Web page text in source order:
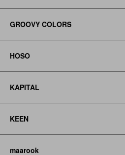
GROOVY COLORS
HOSO
KAPITAL
KEEN
maarook